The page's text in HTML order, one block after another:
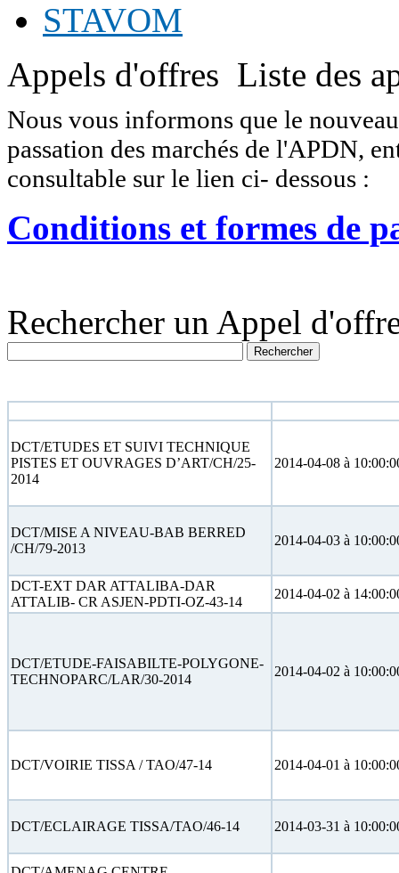
STAVOM
Appels d'offres Liste des
Nous vous informons que le
passation des marchés de l'APDN,
consultable sur le lien ci- dessous :
Conditions et formes de
Rechercher un Appel
DCT/ETUDES ET SUIVI TECHNIQUE
PISTES ET OUVRAGES D’ART/CH/25-
2014
2014-04-08 à
DCT/MISE A NIVEAU-BAB BERRED
/CH/79-2013
2014-04-03 à
DCT-EXT DAR ATTALIBA-DAR
ATTALIB- CR ASJEN-PDTI-OZ-43-14
2014-04-02 à
DCT/ETUDE-FAISABILTE-POLYGONE-
TECHNOPARC/LAR/30-2014
2014-04-02 à
DCT/VOIRIE TISSA / TAO/47-14 2014-04-01 à
DCT/ECLAIRAGE TISSA/TAO/46-14 2014-03-31 à